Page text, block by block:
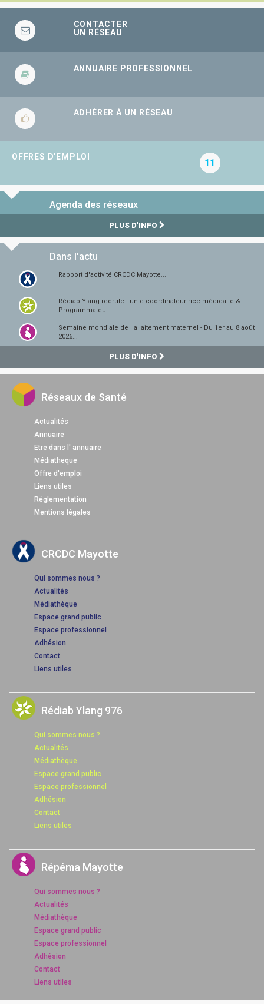
CONTACTER
UN RÉSEAU
ANNUAIRE PROFESSIONNEL
ADHÉRER À UN RÉSEAU
OFFRES D'EMPLOI
11
Agenda des réseaux
PLUS D'INFO
Dans l'actu
Rapport d'activité CRCDC Mayotte...
Rédiab Ylang recrute : un·e coordinateur·rice médical·e &
Programmateu...
Semaine mondiale de l'allaitement maternel - Du 1er au 8 août
2026...
PLUS D'INFO
Réseaux de Santé
Actualités
Annuaire
Etre dans l' annuaire
Médiatheque
Offre d'emploi
Liens utiles
Réglementation
Mentions légales
CRCDC Mayotte
Qui sommes nous ?
Actualités
Médiathèque
Espace grand public
Espace professionnel
Adhésion
Contact
Liens utiles
Rédiab Ylang 976
Qui sommes nous ?
Actualités
Médiathèque
Espace grand public
Espace professionnel
Adhésion
Contact
Liens utiles
Répéma Mayotte
Qui sommes nous ?
Actualités
Médiathèque
Espace grand public
Espace professionnel
Adhésion
Contact
Liens utiles